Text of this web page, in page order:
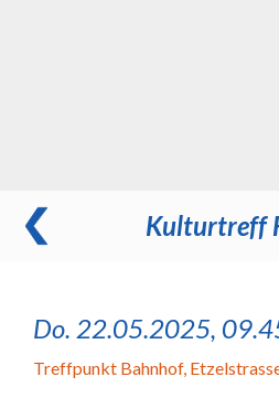
Kulturtreff
Do. 22.05.2025,
Treffpunkt Bahnhof,